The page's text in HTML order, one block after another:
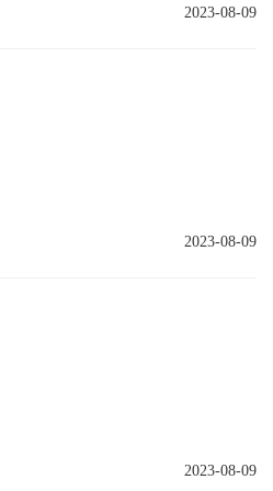
2023-08-09
2023-08-09
2023-08-09